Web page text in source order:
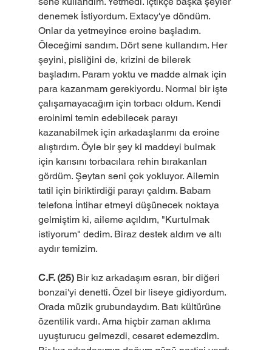
denemek İstiyordum. Extacy'ye döndüm.
Onlar da yetmeyince eroine başladım.
Öleceğimi sandım. Dört sene kullandım. Her
şeyini, pisliğini de, krizini de bilerek
başladım. Param yoktu ve madde almak için
para kazanmam gerekiyordu. Normal bir işte
çalışamayacağım için torbacı oldum. Kendi
eroinimi temin edebilecek parayı
kazanabilmek için arkadaşlarımı da eroine
alıştırdım. Öyle bir şey ki maddeyi bulmak
için karısını torbacılara rehin bırakanları
gördüm. Şeytan seni çok yokluyor. Ailemin
tatil için biriktirdiği parayı çaldım. Babam
telefona İntihar etmeyi düşünecek noktaya
gelmiştim ki, aileme açıldım, "Kurtulmak
istiyorum" dedim. Biraz destek aldım ve altı
aydır temizim.
C.F. (25) Bir kız arkadaşım esrarı, bir diğeri
bonzai'yi denetti. Özel bir liseye gidiyordum.
Orada müzik grubundaydım. Batı kültürüne
özentilik vardı. Ama hiçbir zaman aklıma
uyuşturucu gelmezdi, cesaret edemezdim.